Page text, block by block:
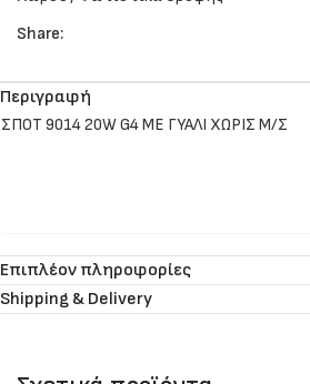
Share:
Περιγραφή
ΣΠΟΤ 9014 20W G4 ΜΕ ΓΥΑΛΙ ΧΩΡΙΣ Μ/Σ
Επιπλέον πληροφορίες
Shipping & Delivery